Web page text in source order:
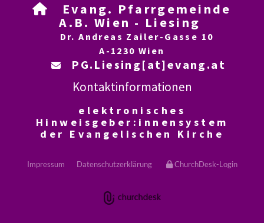

Evang. Pfarrgemeinde
A.B. Wien - Liesing
Dr. Andreas Zailer-Gasse 10
A-1230 Wien
 PG.Liesing[at]evang.at
Kontaktinformationen
elektronisches
Hinweisgeber:innensystem
der Evangelischen Kirche
Impressum Datenschutzerklärung ChurchDesk-Login